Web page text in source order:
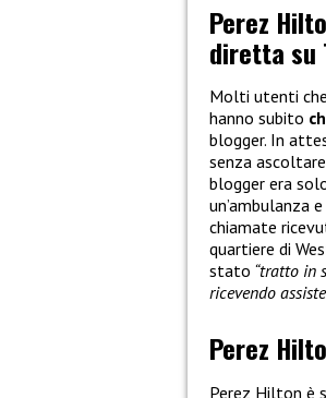
Perez
diretta su
Molti utenti
hanno subito
blogger. In
senza
blogger era
un’ambulanza
chiamate
quartiere di
stato “tratto in
ricevendo
Perez
Perez Hilton è